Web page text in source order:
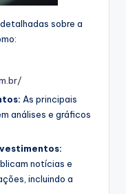
sobre a
As principais
análises e gráficos
notícias e
incluindo a